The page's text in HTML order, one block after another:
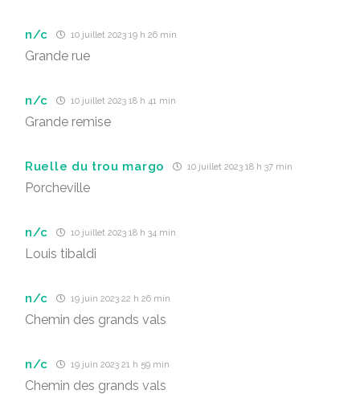
n/c 10 juillet 2023 19 h 26 min
Grande rue
n/c 10 juillet 2023 18 h 41 min
Grande remise
Ruelle du trou margo 10 juillet 2023 18 h 37 min
Porcheville
n/c 10 juillet 2023 18 h 34 min
Louis tibaldi
n/c 19 juin 2023 22 h 26 min
Chemin des grands vals
n/c 19 juin 2023 21 h 59 min
Chemin des grands vals